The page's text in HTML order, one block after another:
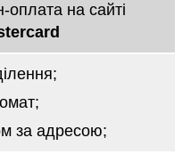
на сайті
за адресою;